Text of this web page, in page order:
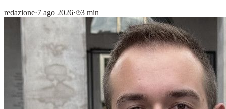
redazione·7 ago 2026· 3 min